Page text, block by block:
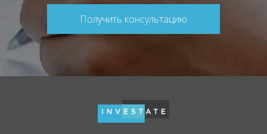
Получить консультацию